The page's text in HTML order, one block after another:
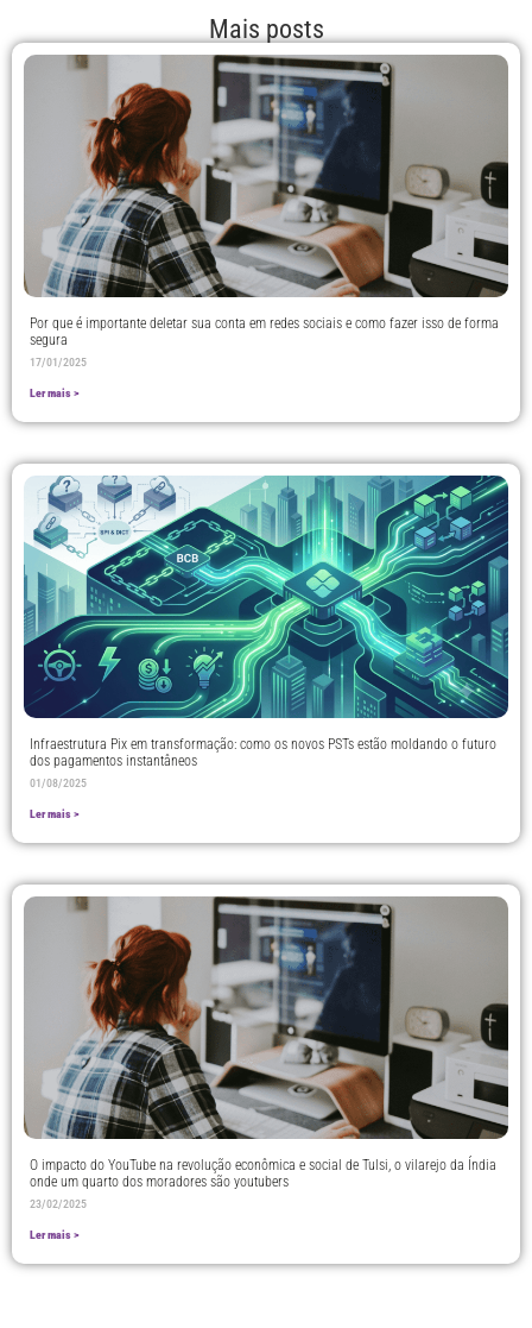
Mais posts
Por que é importante deletar sua conta em redes sociais e como fazer isso de forma
segura
17/01/2025
Ler mais >
Infraestrutura Pix em transformação: como os novos PSTs estão moldando o futuro
dos pagamentos instantâneos
01/08/2025
Ler mais >
O impacto do YouTube na revolução econômica e social de Tulsi, o vilarejo da Índia
onde um quarto dos moradores são youtubers
23/02/2025
Ler mais >